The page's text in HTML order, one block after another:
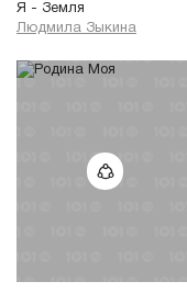
Я - Земля
Людмила Зыкина